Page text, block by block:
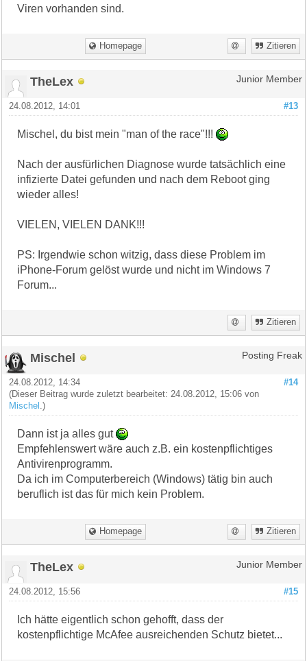
Viren vorhanden sind.
Homepage Zitieren
TheLex Junior Member
#13
24.08.2012, 14:01
Mischel, du bist mein "man of the race"!!!
Nach der ausfürlichen Diagnose wurde tatsächlich eine
infizierte Datei gefunden und nach dem Reboot ging
wieder alles!
VIELEN, VIELEN DANK!!!
PS: Irgendwie schon witzig, dass diese Problem im
iPhone-Forum gelöst wurde und nicht im Windows 7
Forum...
Zitieren
Mischel Posting Freak
#14
24.08.2012, 14:34
(Dieser Beitrag wurde zuletzt bearbeitet: 24.08.2012, 15:06 von
Mischel .)
Dann ist ja alles gut
Empfehlenswert wäre auch z.B. ein kostenpflichtiges
Antivirenprogramm.
Da ich im Computerbereich (Windows) tätig bin auch
beruflich ist das für mich kein Problem.
Homepage Zitieren
TheLex Junior Member
#15
24.08.2012, 15:56
Ich hätte eigentlich schon gehofft, dass der
kostenpflichtige McAfee ausreichenden Schutz bietet...